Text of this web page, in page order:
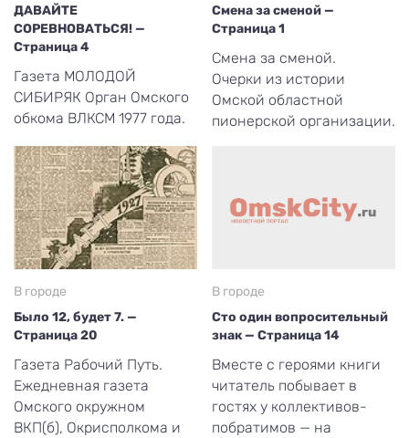
ДАВАЙТЕ
СОРЕВНОВАТЬСЯ! —
Страница 4
Газета МОЛОДОЙ
СИБИРЯК Орган Омского
обкома ВЛКСМ 1977 года.
Смена за сменой —
Страница 1
Смена за сменой.
Очерки из истории
Омской областной
пионерской организации.
В городе
Было 12, будет 7. —
Страница 20
Газета Рабочий Путь.
Ежедневная газета
Омского окружном
ВКП(б), Окрисполкома и
В городе
Сто один вопросительный
знак — Страница 14
Вместе с героями книги
читатель побывает в
гостях у коллективов-
побратимов — на